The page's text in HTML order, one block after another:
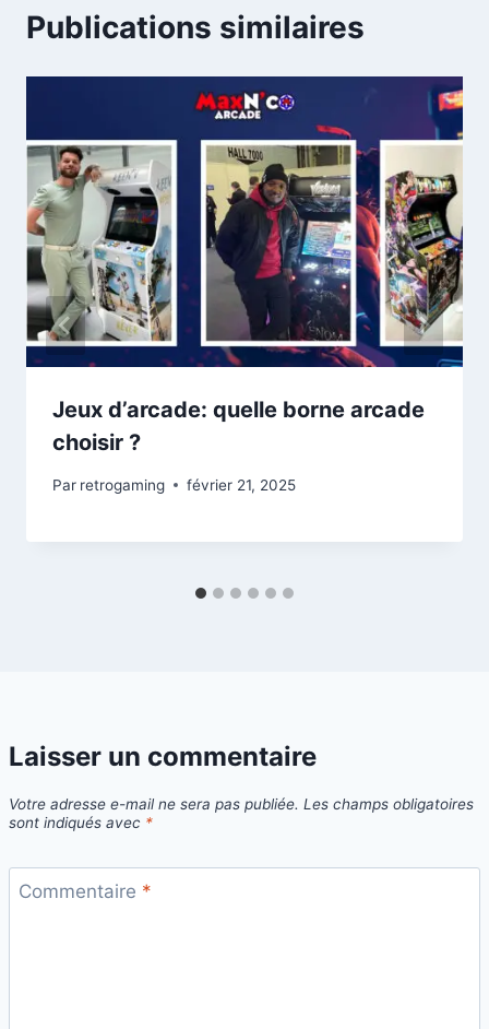
Publications similaires
Jeux d’arcade: quelle borne arcade
choisir ?
Par retrogaming février 21, 2025
Laisser un commentaire
Votre adresse e-mail ne sera pas publiée. Les champs obligatoires
sont indiqués avec *
Commentaire *